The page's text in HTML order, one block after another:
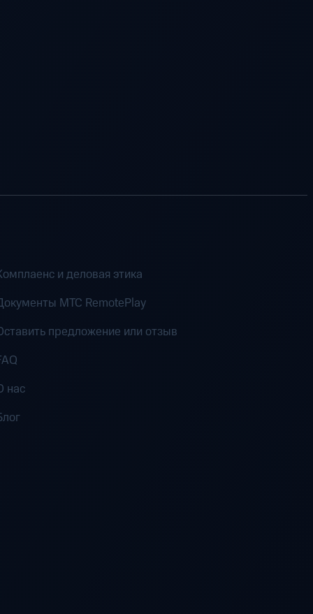
и деловая этика
MTC RemotePlay
предложение или отзыв
нас